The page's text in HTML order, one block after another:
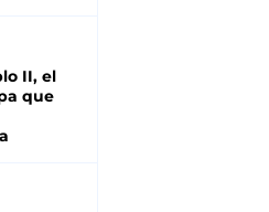
II, el
que